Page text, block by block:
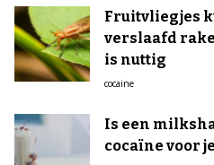
Fruitvliegjes
verslaafd
is nuttig
cocaine
Is een
cocaïne voor